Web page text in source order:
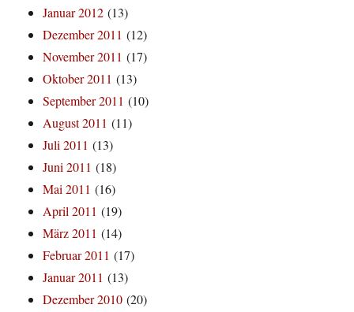
Januar 2012 (13)
Dezember 2011 (12)
November 2011 (17)
Oktober 2011 (13)
September 2011 (10)
August 2011 (11)
Juli 2011 (13)
Juni 2011 (18)
Mai 2011 (16)
April 2011 (19)
März 2011 (14)
Februar 2011 (17)
Januar 2011 (13)
Dezember 2010 (20)